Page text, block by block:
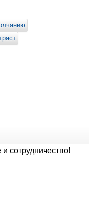
и сотрудничество!